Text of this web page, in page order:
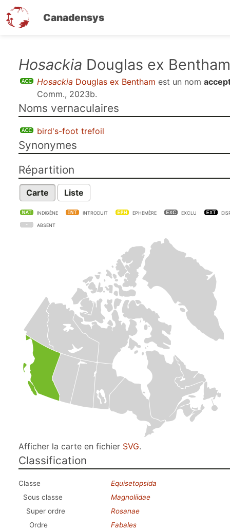
Canadensys
contenu
Hosackia Douglas ex Bentham
Hosackia Douglas ex Bentham est un nom
Comm., 2023b.
Noms vernaculaires
bird's-foot trefoil
Synonymes
Répartition
Carte Liste
INDIGÈNE INTRODUIT EPHEMÈRE EXCLU
ABSENT
Afficher la carte en fichier SVG.
Classification
Classe
Equisetopsida
Sous classe
Magnoliidae
Super ordre
Rosanae
Ordre
Fabales